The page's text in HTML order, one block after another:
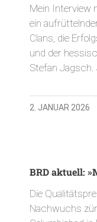
Mein Interview
ein
Clans, die
und der
Stefan Jagsch.
2. JANUAR 2026
BRD aktuell:
Die
Nachwuchs